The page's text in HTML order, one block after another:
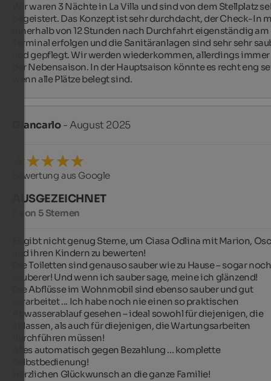
Wir waren 3 Nächte in La Villa und sind von dem Stellplatz
begeistert. Das Konzept ist sehr durchdacht, der Check-In
innerhalb von 12 Stunden nach Durchfahrt eigenständig am
Terminal erfolgen und die Sanitäranlagen sind sehr sehr
und gepflegt. Wir werden wiederkommen, allerdings
der Nebensaison. In der Hauptsaison könnte es recht eng
wenn alle Plätze belegt sind.
Giancarlo- August 2025
Bewertung aus Google
AUSGEZEICHNET
5 von 5 Sternen
Es gibt nicht genug Sterne, um Ciasa Odlina mit Marion,
und ihren Kindern zu bewerten!
Die Toiletten sind genauso sauber wie zu Hause – sogar noch
sauberer! Und wenn ich sauber sage, meine ich glänzend!
Die Abflüsse im Wohnmobil sind ebenso sauber und gut
verarbeitet ... Ich habe noch nie einen so praktischen
Abwasserablauf gesehen – ideal sowohl für diejenigen, die
ablassen, als auch für diejenigen, die Wartungsarbeiten
durchführen müssen!
Alles automatisch gegen Bezahlung ... komplette
Selbstbedienung!
Herzlichen Glückwunsch an die ganze Familie!